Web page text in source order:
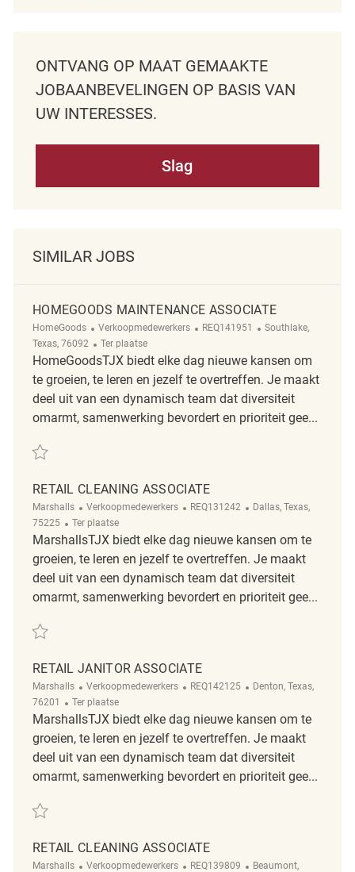
ONTVANG OP MAAT GEMAAKTE
JOBAANBEVELINGEN OP BASIS VAN
UW INTERESSES.
Slag
SIMILAR JOBS
HOMEGOODS MAINTENANCE ASSOCIATE
HomeGoods Categorie
Verkoopmedewerkers ReqId
REQ141951 Plaats
Southlake,
Texas, 76092
Afgelegen
Ter plaatse
HomeGoodsTJX biedt elke dag nieuwe kansen om
te groeien, te leren en jezelf te overtreffen. Je maakt
deel uit van een dynamisch team dat diversiteit
omarmt, samenwerking bevordert en prioriteit gee...
Redden HomeGoods Maintenance Associate REQ141951
RETAIL CLEANING ASSOCIATE
Marshalls Categorie
Verkoopmedewerkers ReqId
REQ131242 Plaats
Dallas, Texas,
75225
Afgelegen
Ter plaatse
MarshallsTJX biedt elke dag nieuwe kansen om te
groeien, te leren en jezelf te overtreffen. Je maakt
deel uit van een dynamisch team dat diversiteit
omarmt, samenwerking bevordert en prioriteit gee...
Redden Retail Cleaning Associate REQ131242
RETAIL JANITOR ASSOCIATE
Marshalls Categorie
Verkoopmedewerkers ReqId
REQ142125 Plaats
Denton, Texas,
76201
Afgelegen
Ter plaatse
MarshallsTJX biedt elke dag nieuwe kansen om te
groeien, te leren en jezelf te overtreffen. Je maakt
deel uit van een dynamisch team dat diversiteit
omarmt, samenwerking bevordert en prioriteit gee...
Redden Retail Janitor Associate REQ142125
RETAIL CLEANING ASSOCIATE
Marshalls Categorie
Verkoopmedewerkers ReqId
REQ139809 Plaats
Beaumont,